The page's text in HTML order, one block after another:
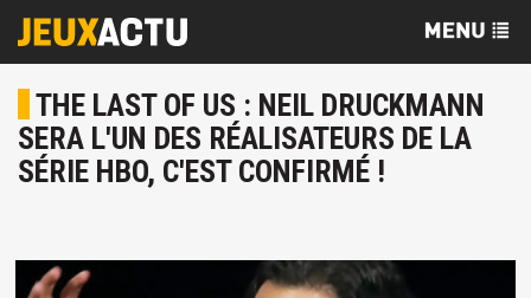
THE LAST OF US : NEIL DRUCKMANN
SERA L'UN DES RÉALISATEURS DE LA
SÉRIE HBO, C'EST CONFIRMÉ !